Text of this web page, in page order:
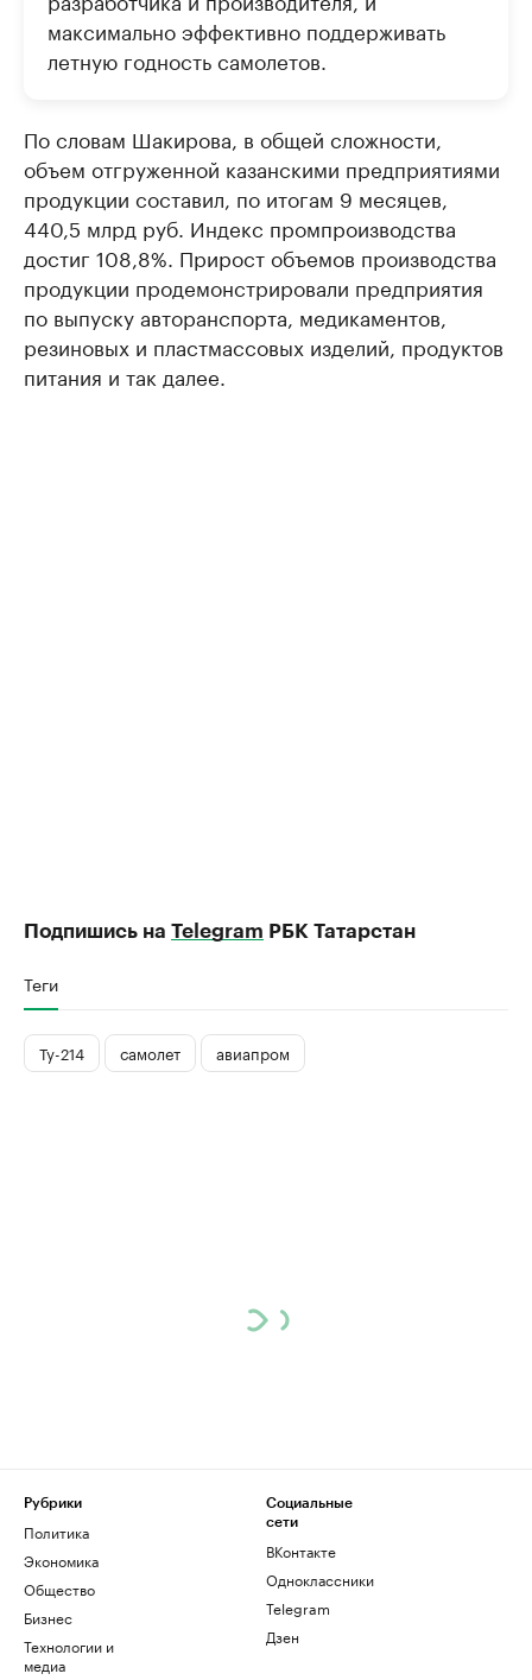
максимально эффективно поддерживать
летную годность самолетов.
По словам Шакирова, в общей сложности,
объем отгруженной казанскими предприятиями
продукции составил, по итогам 9 месяцев,
440,5 млрд руб. Индекс промпроизводства
достиг 108,8%. Прирост объемов производства
продукции продемонстрировали предприятия
по выпуску авторанспорта, медикаментов,
резиновых и пластмассовых изделий, продуктов
питания и так далее.
Подпишись на Telegram РБК Татарстан
Теги
Ту-214 самолет авиапром
Рубрики
Политика
Экономика
Общество
Бизнес
Технологии и
медиа
Социальные
сети
ВКонтакте
Одноклассники
Telegram
Дзен